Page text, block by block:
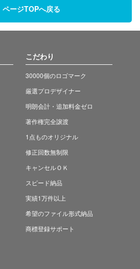
ページTOPへ戻る
こだわり
30000個のロゴマーク
厳選プロデザイナー
明朗会計・追加料金ゼロ
著作権完全譲渡
1点ものオリジナル
修正回数無制限
キャンセルＯＫ
スピード納品
実績1万件以上
希望のファイル形式納品
商標登録サポート